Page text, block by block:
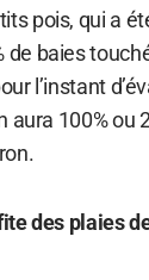
pois, qui a
de baies
l’instant
aura 100% ou
des plaies